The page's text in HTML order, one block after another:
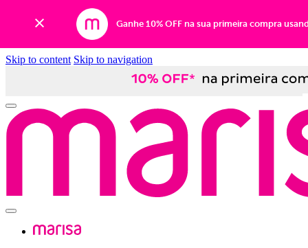
Ganhe 10% OFF na sua primeira compra
Skip to content Skip to navigation